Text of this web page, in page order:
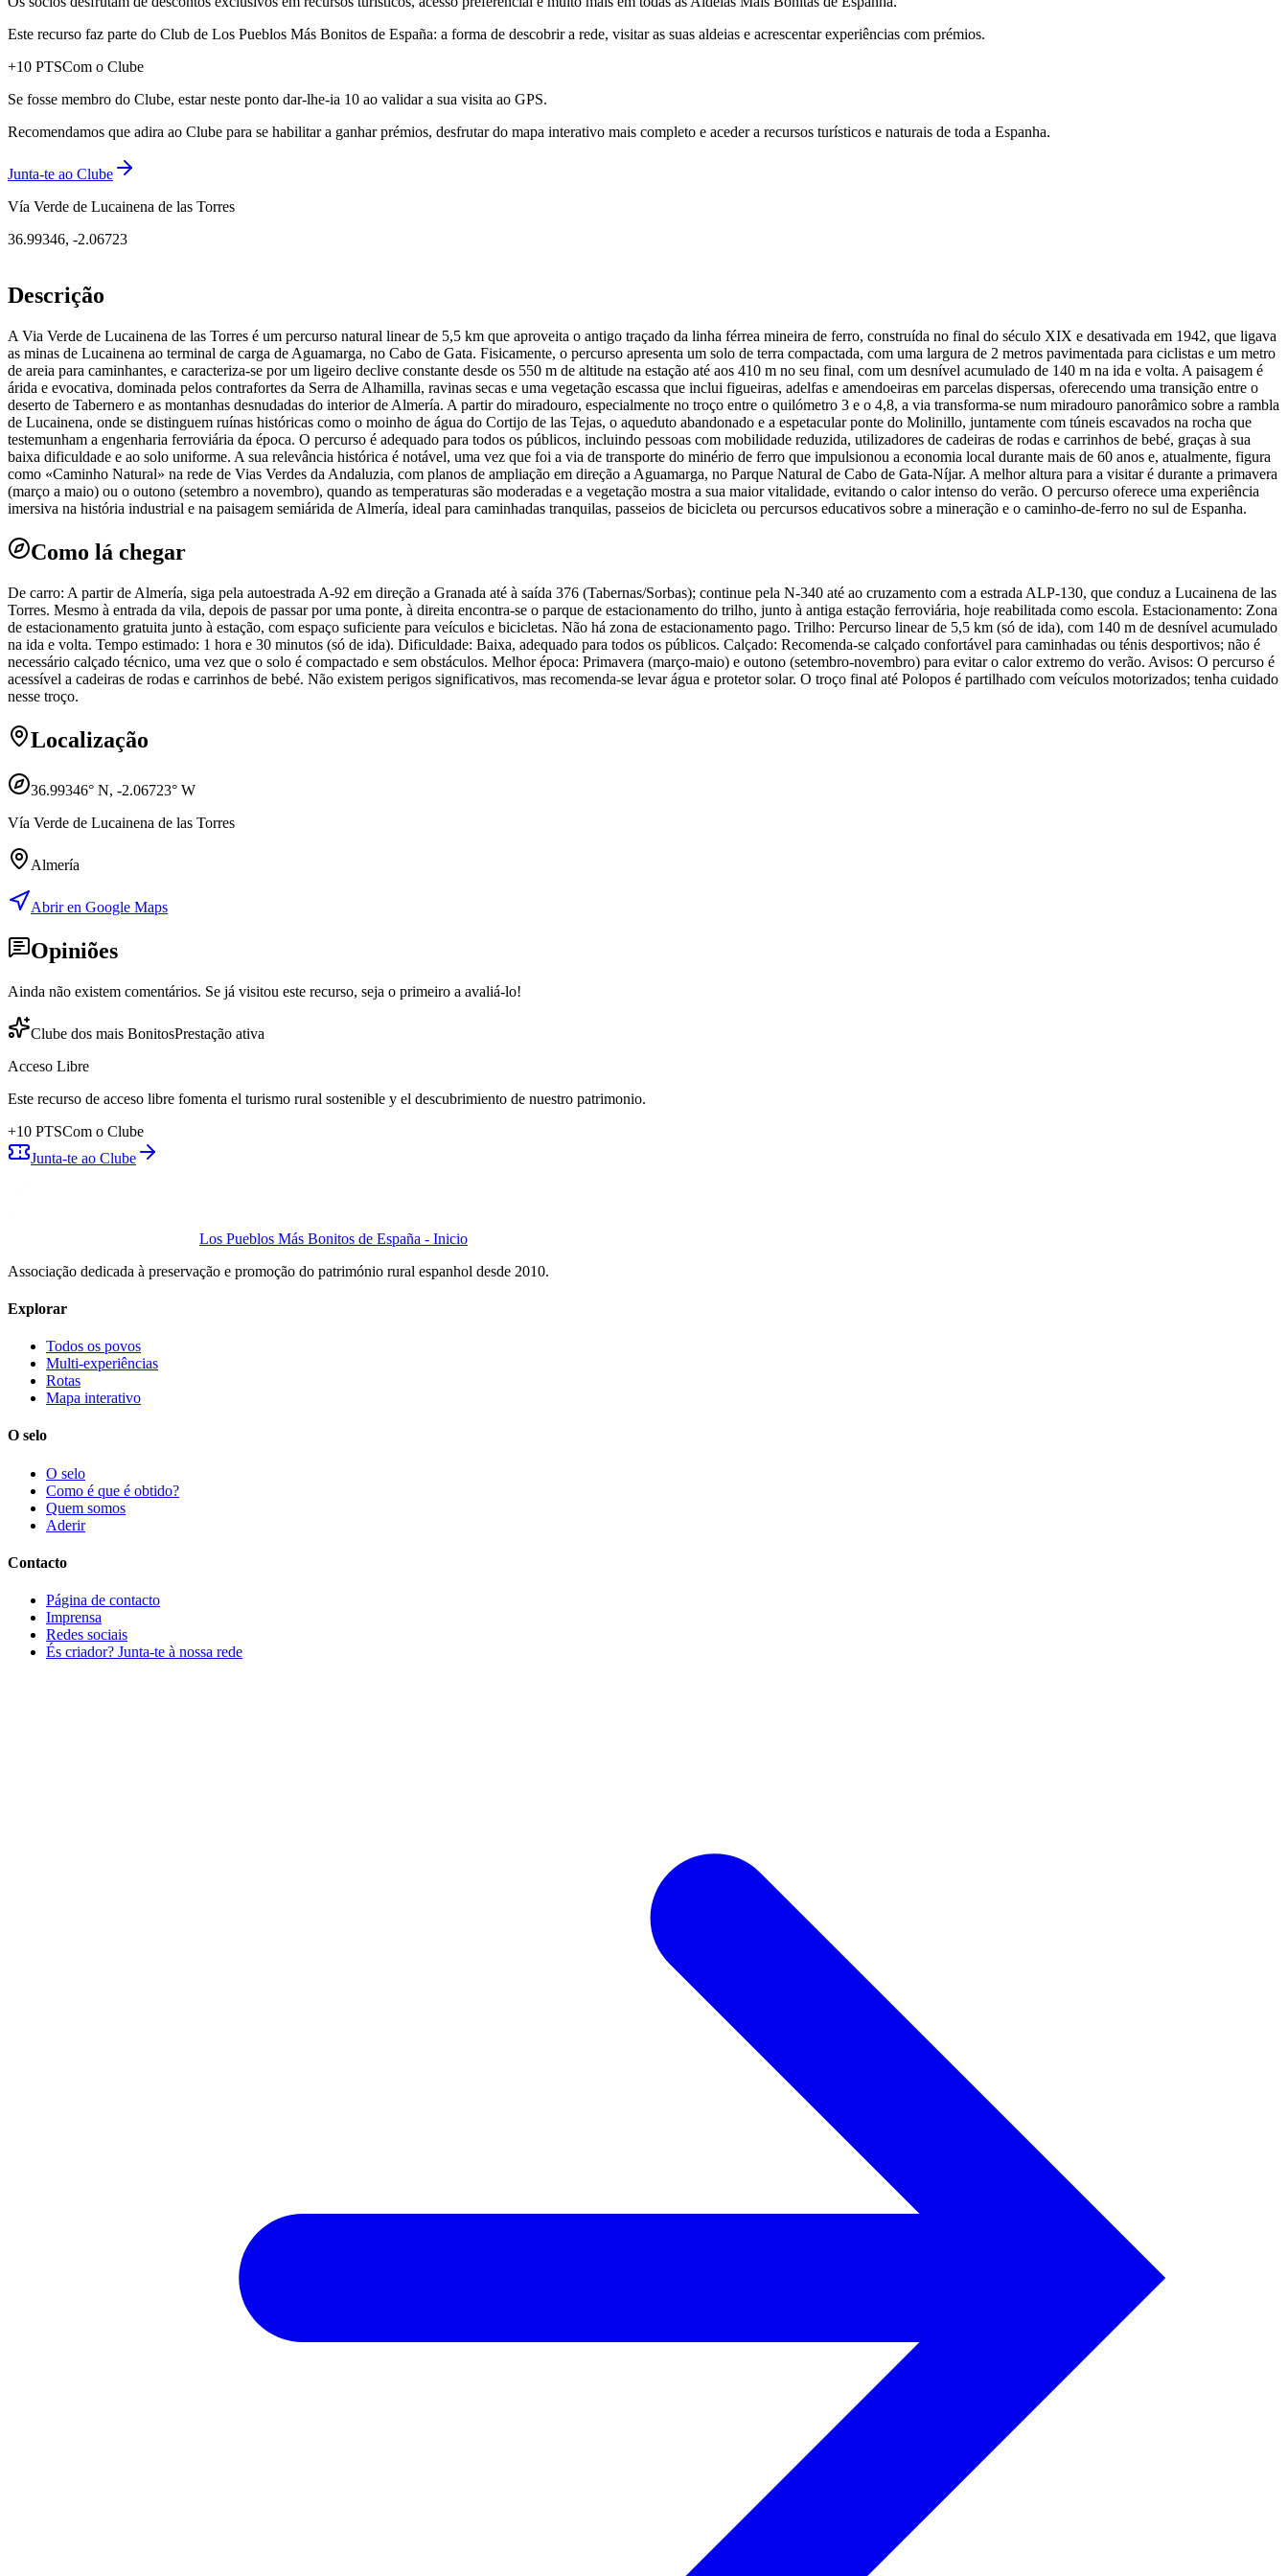
Este recurso faz parte do Club de Los Pueblos Más Bonitos de España: a forma de descobrir a rede, visitar as suas aldeias e acrescentar experiências com prémios.
+10 PTSCom o Clube
Se fosse membro do Clube, estar neste ponto dar-lhe-ia 10 ao validar a sua visita ao GPS.
Recomendamos que adira ao Clube para se habilitar a ganhar prémios, desfrutar do mapa interativo mais completo e aceder a recursos turísticos e naturais de toda a Espanha.
Junta-te ao Clube
Vía Verde de Lucainena de las Torres
36.99346, -2.06723
Descrição
A Via Verde de Lucainena de las Torres é um percurso natural linear de 5,5 km que aproveita o antigo traçado da linha férrea mineira de ferro, construída no final do século XIX e desativada em 1942, que ligava
as minas de Lucainena ao terminal de carga de Aguamarga, no Cabo de Gata. Fisicamente, o percurso apresenta um solo de terra compactada, com uma largura de 2 metros pavimentada para ciclistas e um metro
de areia para caminhantes, e caracteriza-se por um ligeiro declive constante desde os 550 m de altitude na estação até aos 410 m no seu final, com um desnível acumulado de 140 m na ida e volta. A paisagem é
árida e evocativa, dominada pelos contrafortes da Serra de Alhamilla, ravinas secas e uma vegetação escassa que inclui figueiras, adelfas e amendoeiras em parcelas dispersas, oferecendo uma transição entre o
deserto de Tabernero e as montanhas desnudadas do interior de Almería. A partir do miradouro, especialmente no troço entre o quilómetro 3 e o 4,8, a via transforma-se num miradouro panorâmico sobre a rambla
de Lucainena, onde se distinguem ruínas históricas como o moinho de água do Cortijo de las Tejas, o aqueduto abandonado e a espetacular ponte do Molinillo, juntamente com túneis escavados na rocha que
testemunham a engenharia ferroviária da época. O percurso é adequado para todos os públicos, incluindo pessoas com mobilidade reduzida, utilizadores de cadeiras de rodas e carrinhos de bebé, graças à sua
baixa dificuldade e ao solo uniforme. A sua relevância histórica é notável, uma vez que foi a via de transporte do minério de ferro que impulsionou a economia local durante mais de 60 anos e, atualmente, figura
como «Caminho Natural» na rede de Vias Verdes da Andaluzia, com planos de ampliação em direção a Aguamarga, no Parque Natural de Cabo de Gata-Níjar. A melhor altura para a visitar é durante a primavera
(março a maio) ou o outono (setembro a novembro), quando as temperaturas são moderadas e a vegetação mostra a sua maior vitalidade, evitando o calor intenso do verão. O percurso oferece uma experiência
imersiva na história industrial e na paisagem semiárida de Almería, ideal para caminhadas tranquilas, passeios de bicicleta ou percursos educativos sobre a mineração e o caminho-de-ferro no sul de Espanha.
Como lá chegar
De carro: A partir de Almería, siga pela autoestrada A-92 em direção a Granada até à saída 376 (Tabernas/Sorbas); continue pela N-340 até ao cruzamento com a estrada ALP-130, que conduz a Lucainena de las
Torres. Mesmo à entrada da vila, depois de passar por uma ponte, à direita encontra-se o parque de estacionamento do trilho, junto à antiga estação ferroviária, hoje reabilitada como escola. Estacionamento: Zona
de estacionamento gratuita junto à estação, com espaço suficiente para veículos e bicicletas. Não há zona de estacionamento pago. Trilho: Percurso linear de 5,5 km (só de ida), com 140 m de desnível acumulado
na ida e volta. Tempo estimado: 1 hora e 30 minutos (só de ida). Dificuldade: Baixa, adequado para todos os públicos. Calçado: Recomenda-se calçado confortável para caminhadas ou ténis desportivos; não é
necessário calçado técnico, uma vez que o solo é compactado e sem obstáculos. Melhor época: Primavera (março-maio) e outono (setembro-novembro) para evitar o calor extremo do verão. Avisos: O percurso é
acessível a cadeiras de rodas e carrinhos de bebé. Não existem perigos significativos, mas recomenda-se levar água e protetor solar. O troço final até Polopos é partilhado com veículos motorizados; tenha cuidado
nesse troço.
Localização
36.99346° N, -2.06723° W
Vía Verde de Lucainena de las Torres
Almería
Abrir en Google Maps
Opiniões
Ainda não existem comentários. Se já visitou este recurso, seja o primeiro a avaliá-lo!
Clube dos mais BonitosPrestação ativa
Acceso Libre
Este recurso de acceso libre fomenta el turismo rural sostenible y el descubrimiento de nuestro patrimonio.
+10 PTSCom o Clube
Junta-te ao Clube
Los Pueblos Más Bonitos de España - Inicio
Associação dedicada à preservação e promoção do património rural espanhol desde 2010.
Explorar
Todos os povos
Multi-experiências
Rotas
Mapa interativo
O selo
O selo
Como é que é obtido?
Quem somos
Aderir
Contacto
Página de contacto
Imprensa
Redes sociais
És criador? Junta-te à nossa rede